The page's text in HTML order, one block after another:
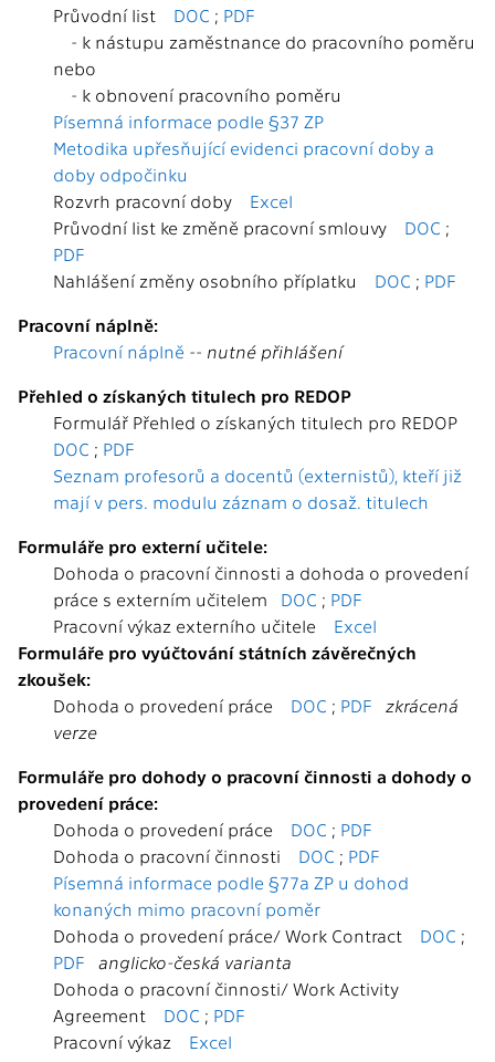
Průvodní list DOC ; PDF
- k nástupu zaměstnance do pracovního poměru
nebo
- k obnovení pracovního poměru
Písemná informace podle §37 ZP
Metodika upřesňující evidenci pracovní doby a
doby odpočinku
Rozvrh pracovní doby Excel
Průvodní list ke změně pracovní smlouvy DOC ;
PDF
Nahlášení změny osobního příplatku DOC ; PDF
Pracovní náplně:
Pracovní náplně -- nutné přihlášení
Přehled o získaných titulech pro REDOP
Formulář Přehled o získaných titulech pro REDOP
DOC ; PDF
Seznam profesorů a docentů (externistů), kteří již
mají v pers. modulu záznam o dosaž. titulech
Formuláře pro externí učitele:
Dohoda o pracovní činnosti a dohoda o provedení
práce s externím učitelem DOC ; PDF
Pracovní výkaz externího učitele Excel
Formuláře pro vyúčtování státních závěrečných
zkoušek:
Dohoda o provedení práce DOC ; PDF
zkrácená
verze
Formuláře pro dohody o pracovní činnosti a dohody o
provedení práce:
Dohoda o provedení práce DOC ; PDF
Dohoda o pracovní činnosti DOC ; PDF
Písemná informace podle §77a ZP u dohod
konaných mimo pracovní poměr
Dohoda o provedení práce/ Work Contract DOC ;
PDF
anglicko-česká varianta
Dohoda o pracovní činnosti/ Work Activity
Agreement DOC ; PDF
Pracovní výkaz Excel